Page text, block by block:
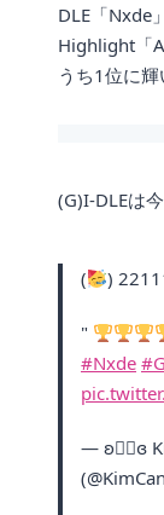
DLE「Nxde
Highlight「
うち1位に
(G)I-DLEは
( )
"
#Nxde
— ʚ♡⃛ɞ